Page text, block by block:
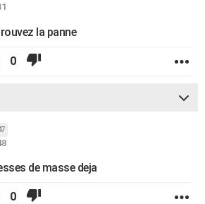
la panne
0
de masse deja
0